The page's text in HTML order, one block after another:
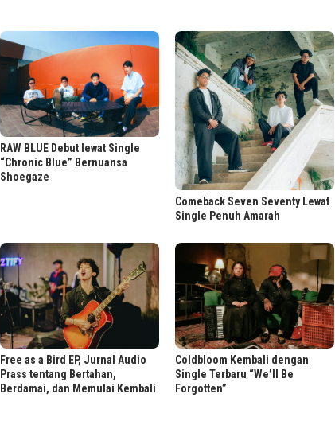
RAW BLUE Debut lewat Single
“Chronic Blue” Bernuansa
Shoegaze
Comeback Seven Seventy Lewat
Single Penuh Amarah
Free as a Bird EP, Jurnal Audio
Prass tentang Bertahan,
Berdamai, dan Memulai Kembali
Coldbloom Kembali dengan
Single Terbaru “We’ll Be
Forgotten”